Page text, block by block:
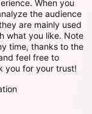
TwitchWhen you
the audience
are mainly used
what you like. Note
time, thanks to the
feel free to
you for your trust!